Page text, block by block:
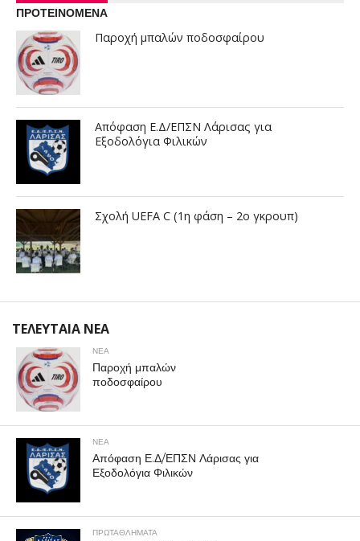
ΠΡΟΤΕΙΝΟΜΕΝΑ
Παροχή μπαλών ποδοσφαίρου
Απόφαση Ε.Δ/ΕΠΣΝ Λάρισας για
Εξοδολόγια Φιλικών
Σχολή UEFA C (1η φάση – 2ο γκρουπ)
ΤΕΛΕΥΤΑΙΑ ΝΕΑ
ΝΕΑ
Παροχή μπαλών
ποδοσφαίρου
ΝΕΑ
Απόφαση Ε.Δ/ΕΠΣΝ Λάρισας για
Εξοδολόγια Φιλικών
ΠΡΩΤΑΘΛΉΜΑΤΑ